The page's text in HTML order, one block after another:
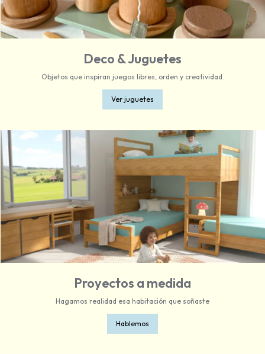
Deco & Juguetes
Objetos que inspiran juegos libres, orden y creatividad.
Ver juguetes
Proyectos a medida
Hagamos realidad esa habitación que soñaste
Hablemos